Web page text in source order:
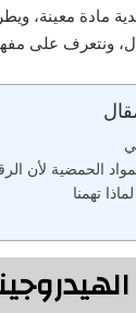
مادة معينة،
ونتعرف على
الحمضية لأن الرقم
تهمنا